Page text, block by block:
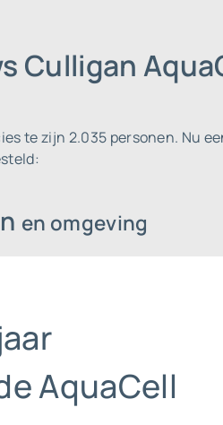
Culligan
te zijn 2.035 personen. Nu
en omgeving
AquaCell